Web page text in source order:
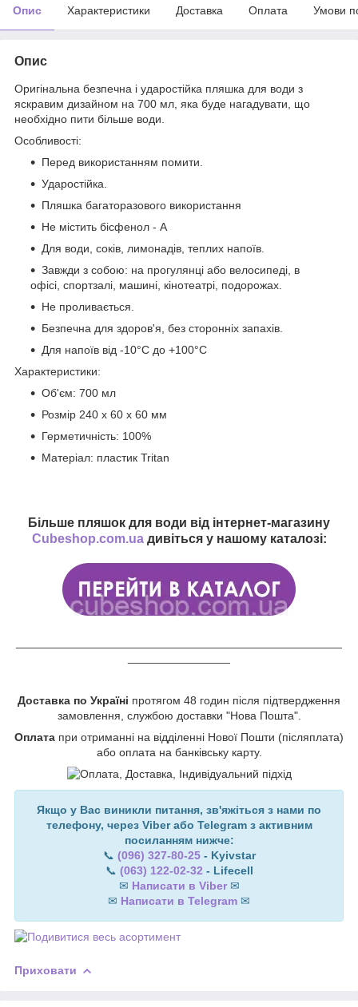
Опис Характеристики Доставка Оплата Умови
Опис
Оригінальна безпечна і ударостійка пляшка для води з
яскравим дизайном на 700 мл, яка буде нагадувати, що
необхідно пити більше води.
Особливості:
Перед використанням помити.
Ударостійка.
Пляшка багаторазового використання
Не містить бісфенол - А
Для води, соків, лимонадів, теплих напоїв.
Завжди з собою: на прогулянці або велосипеді, в
офісі, спортзалі, машині, кінотеатрі, подорожах.
Не проливається.
Безпечна для здоров'я, без сторонніх запахів.
Для напоїв від -10°С до +100°С
Характеристики:
Об'єм: 700 мл
Розмір 240 x 60 x 60 мм
Герметичність: 100%
Матеріал: пластик Tritan
Більше пляшок для води від інтернет-магазину
Cubeshop.com.uaдивіться у нашому каталозі:
Доставка по Україні протягом 48 годин після підтвердження
замовлення, службою доставки "Нова Пошта".
Оплата при отриманні на відділенні Нової Пошти (післяплата)
або оплата на банківську карту.
Якщо у Вас виникли питання, зв'яжіться з нами по
телефону, через Viber або Telegram з активним
посиланням нижче:
📞 (096) 327-80-25- Kyivstar
📞 (063) 122-02-32 - Lifecell
✉ Написати в Viber ✉
✉ Написати в Telegram ✉
Приховати